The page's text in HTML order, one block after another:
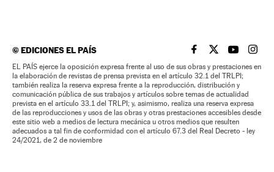
©EDICIONES EL PAÍS EL PAÍS BRASIL EN
EL PAÍSEL PAÍS
EL
EL PAÍS ejerce la oposición expresa frente al uso de sus obras y prestaciones en
la elaboración de revistas de prensa prevista en el artículo 32.1 del TRLPI;
también realiza la reserva expresa frente a la reproducción, distribución y
comunicación pública de sus trabajos y artículos sobre temas de actualidad
prevista en el artículo 33.1 del TRLPI; y, asimismo, realiza una reserva expresa
de las reproducciones y usos de las obras y otras prestaciones accesibles desde
este sitio web a medios de lectura mecánica u otros medios que resulten
adecuados a tal fin de conformidad con el artículo 67.3 del Real Decreto - ley
24/2021, de 2 de noviembre